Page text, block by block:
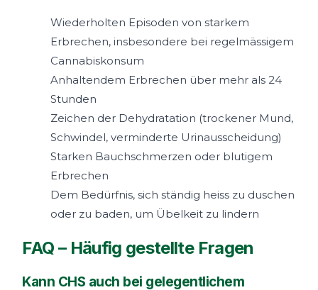
Wiederholten Episoden von starkem
Erbrechen, insbesondere bei regelmässigem
Cannabiskonsum
Anhaltendem Erbrechen über mehr als 24
Stunden
Zeichen der Dehydratation (trockener Mund,
Schwindel, verminderte Urinausscheidung)
Starken Bauchschmerzen oder blutigem
Erbrechen
Dem Bedürfnis, sich ständig heiss zu duschen
oder zu baden, um Übelkeit zu lindern
FAQ – Häufig gestellte Fragen
Kann CHS auch bei gelegentlichem